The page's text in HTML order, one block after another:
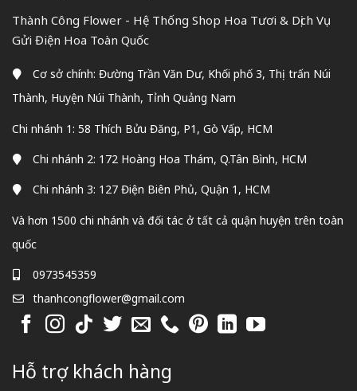
Thành Công Flower - Hệ Thống Shop Hoa Tươi & Dịch Vụ
Gửi Điện Hoa Toàn Quốc
Cơ sở chính: Đường Trần Văn Dư, Khối phố 3, Thị trấn Núi
Thành, Huyện Núi Thành, Tỉnh Quảng Nam
Chi nhánh 1: 58 Thích Bửu Đăng, P1, Gò Vấp, HCM
Chi nhánh 2: 172 Hoàng Hoa Thám, Q.Tân Bình, HCM
Chi nhánh 3: 127 Điện Biên Phủ, Quận 1, HCM
Và hơn 1500 chi nhánh và đối tác ở tất cả quận huyện trên toàn
quốc
0973545359
thanhcongflower@gmail.com
Hỗ trợ khách hàng